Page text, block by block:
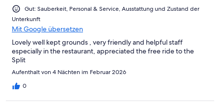
Gut: Sauberkeit, Personal & Service, Ausstattung und Zustand der
Unterkunft
Mit Google übersetzen
Lovely well kept grounds , very friendly and helpful staff
especially in the restaurant, appreciated the free ride to the
Split
Aufenthalt von 4 Nächten im Februar 2026
0